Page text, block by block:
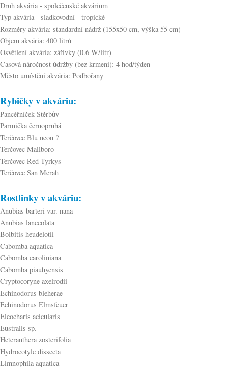
Druh akvária - společenské akvárium
Typ akvária - sladkovodní - tropické
Rozměry akvária: standardní nádrž (155x50 cm, výška 55 cm)
Objem akvária: 400 litrů
Osvětlení akvária: zářivky (0.6 W/litr)
Časová náročnost údržby (bez krmení): 4 hod/týden
Město umístění akvária: Podbořany
Rybičky v akváriu:
Pancéřníček Štěrbův
Parmička černopruhá
Terčovec Blu neon ?
Terčovec Mallboro
Terčovec Red Tyrkys
Terčovec San Merah
Rostlinky v akváriu:
Anubias barteri var. nana
Anubias lanceolata
Bolbitis heudelotii
Cabomba aquatica
Cabomba caroliniana
Cabomba piauhyensis
Cryptocoryne axelrodii
Echinodorus bleherae
Echinodorus Elmsfeuer
Eleocharis acicularis
Eustralis sp.
Heteranthera zosterifolia
Hydrocotyle dissecta
Limnophila aquatica